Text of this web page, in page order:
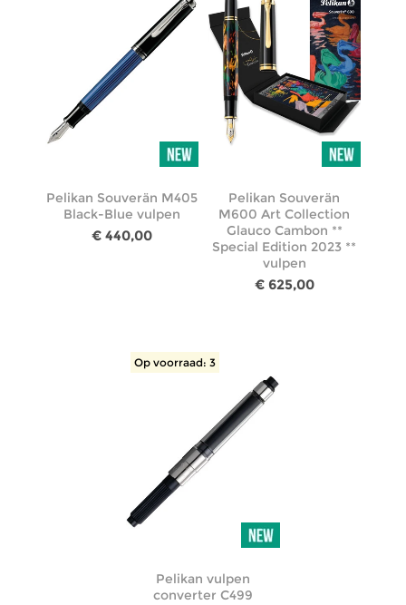
Pelikan Souverän M405
Black-Blue vulpen
€ 440,00
Pelikan Souverän
M600 Art Collection
Glauco Cambon **
Special Edition 2023 **
vulpen
€ 625,00
Op voorraad: 3
Pelikan vulpen
converter C499